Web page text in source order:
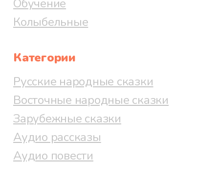
Обучение
Колыбельные
Категории
Русские народные сказки
Восточные народные сказки
Зарубежные сказки
Аудио рассказы
Аудио повести